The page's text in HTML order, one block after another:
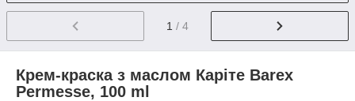
1 / 4
Крем-краска з маслом Каріте Barex
Permesse, 100 ml